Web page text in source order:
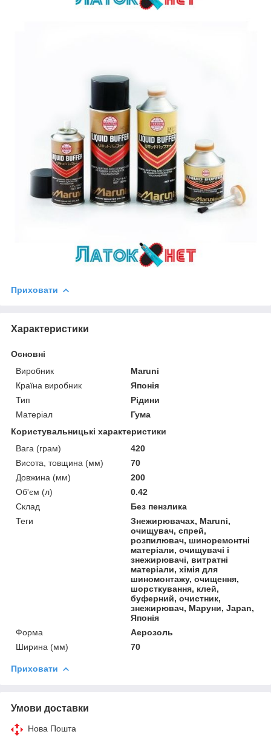
Приховати
Характеристики
Основні
Виробник
Maruni
Країна виробник
Японія
Тип
Рідини
Матеріал
Гума
Користувальницькі характеристики
Вага (грам)
420
Висота, товщина (мм)
70
Довжина (мм)
200
Об'єм (л)
0.42
Склад
Без пензлика
Теги
Знежирювачах, Maruni,
очищувач, спрей,
розпилювач, шиноремонтні
матеріали, очищувачі і
знежирювачі, витратні
матеріали, хімія для
шиномонтажу, очищення,
шорсткування, клей,
буферний, очистник,
знежирювач, Маруни, Japan,
Японія
Форма
Аерозоль
Ширина (мм)
70
Приховати
Умови доставки
Нова Пошта